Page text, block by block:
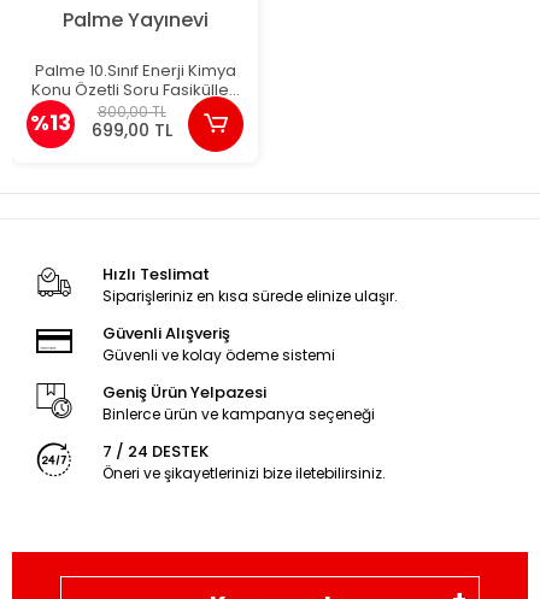
Palme Yayınevi
Palme 10.Sınıf Enerji Kimya
Konu Özetli Soru Fasikülleri
(6 Fasikül) Yeni
%13 800,00 TL
699,00 TL
Hızlı Teslimat
Siparişleriniz en kısa sürede elinize ulaşır.
Güvenli Alışveriş
Güvenli ve kolay ödeme sistemi
Geniş Ürün Yelpazesi
Binlerce ürün ve kampanya seçeneği
7 / 24 DESTEK
Öneri ve şikayetlerinizi bize iletebilirsiniz.